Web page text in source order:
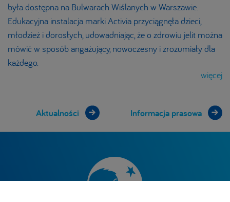
była dostępna na Bulwarach Wiślanych w Warszawie.
Edukacyjna instalacja marki Activia przyciągnęła dzieci,
młodzież i dorosłych, udowadniając, że o zdrowiu jelit można
mówić w sposób angażujący, nowoczesny i zrozumiały dla
każdego.
więcej
Aktualności Informacja prasowa